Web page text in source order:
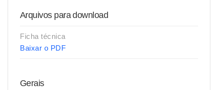
Arquivos para download
Ficha técnica
Baixar o PDF
Gerais